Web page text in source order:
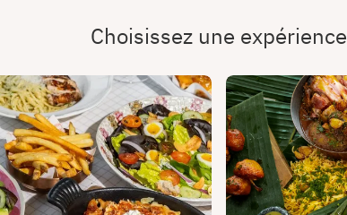
Choisissez une expérience